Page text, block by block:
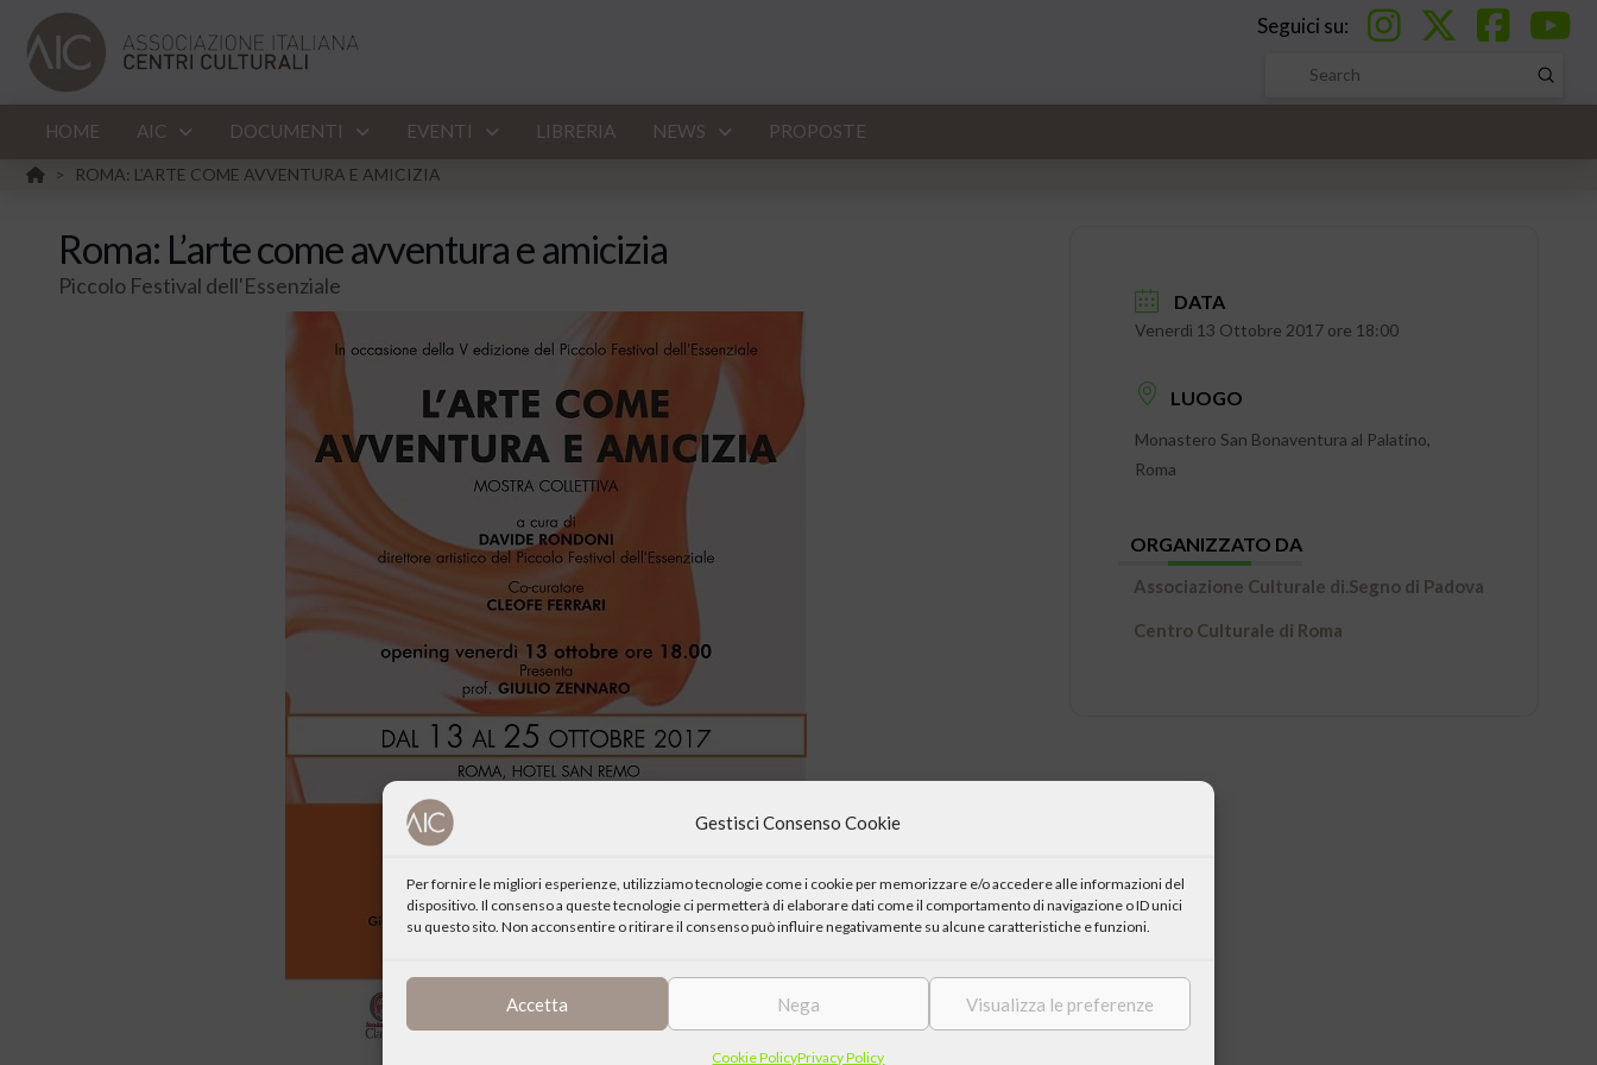
Gestisci Consenso Cookie
Per fornire le migliori esperienze, utilizziamo tecnologie come i cookie per memorizzare e/o accedere alle informazioni del
dispositivo. Il consenso a queste tecnologie ci permetterà di elaborare dati come il comportamento di navigazione o ID unici
su questo sito. Non acconsentire o ritirare il consenso può influire negativamente su alcune caratteristiche e funzioni.
Accetta Nega Visualizza le preferenze
Cookie PolicyPrivacy Policy
Seguici su:
Search
Submit
HOME AIC DOCUMENTI EVENTI LIBRERIA NEWS PROPOSTE
HOME
> ROMA: L’ARTE COME AVVENTURA E AMICIZIA
Roma: L’arte come avventura e amicizia
Piccolo Festival dell'Essenziale
DATA
Venerdì 13 Ottobre 2017 ore 18:00
LUOGO
Monastero San Bonaventura al Palatino,
Roma
ORGANIZZATO DA
Associazione Culturale di.Segno di Padova
Centro Culturale di Roma